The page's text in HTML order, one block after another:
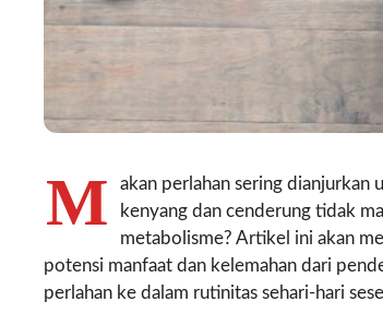
M akan perlahan sering dianjurkan
kenyang dan cenderung tidak
metabolisme? Artikel ini akan
potensi manfaat dan kelemahan dari
perlahan ke dalam rutinitas sehari-hari